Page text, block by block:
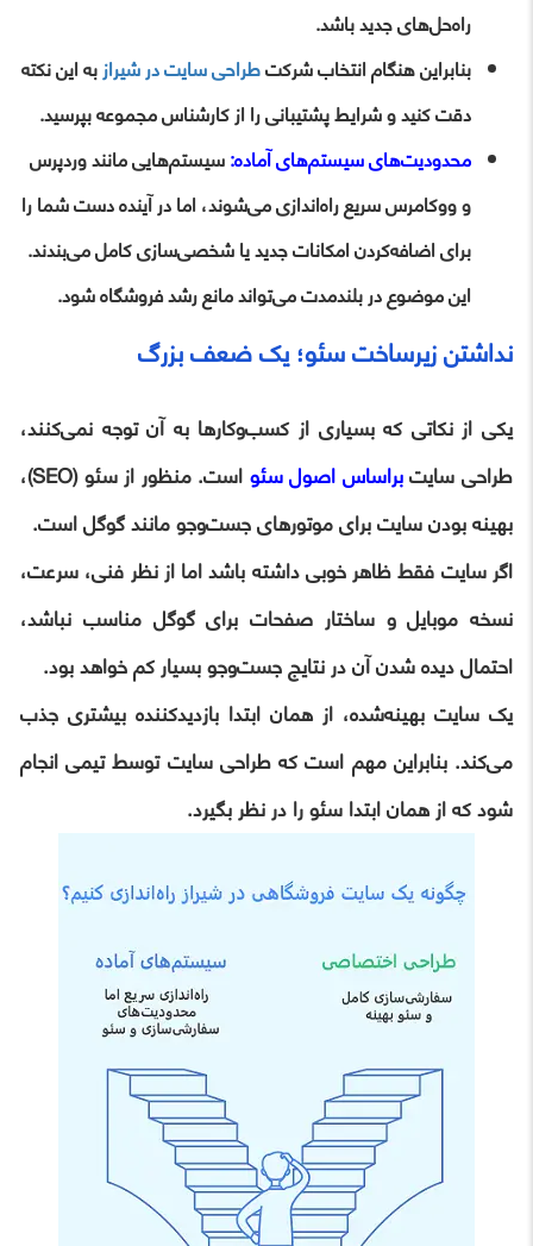
راه‌حل‌های جدید باشد.
بنابراین هنگام انتخاب شرکتطراحی سایت در شیرازبه این نکته
دقت کنید و شرایط پشتیبانی را از کارشناس مجموعه بپرسید.
محدودیت‌های سیستم‌های آماده:سیستم‌هایی مانند وردپرس
و ووکامرس سریع راه‌اندازی می‌شوند، اما در آینده دست شما را
برای اضافه‌کردن امکانات جدید یا شخصی‌سازی کامل می‌بندند.
این موضوع در بلندمدت می‌تواند مانع رشد فروشگاه شود.
نداشتن زیرساخت سئو؛ یک ضعف بزرگ
یکی از نکاتی که بسیاری از کسب‌وکارها به آن توجه نمی‌کنند،
طراحی سایتبراساس اصول سئو
است. منظور از سئو (SEO)،
بهینه بودن سایت برای موتورهای جست‌وجو مانند گوگل است.
اگر سایت فقط ظاهر خوبی داشته باشد اما از نظر فنی، سرعت،
نسخه موبایل و ساختار صفحات برای گوگل مناسب نباشد،
احتمال دیده شدن آن در نتایج جست‌وجو بسیار کم خواهد بود.
یک سایت بهینه‌شده، از همان ابتدا بازدیدکننده بیشتری جذب
می‌کند. بنابراین مهم است که طراحی سایت توسط تیمی انجام
شود که از همان ابتدا سئو را در نظر بگیرد.